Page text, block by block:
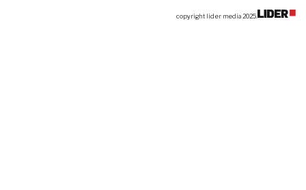
copyright lider media 2025.